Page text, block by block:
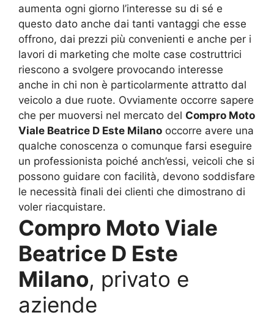
aumenta ogni giorno l’interesse su di sé e
questo dato anche dai tanti vantaggi che esse
offrono, dai prezzi più convenienti e anche per i
lavori di marketing che molte case costruttrici
riescono a svolgere provocando interesse
anche in chi non è particolarmente attratto dal
veicolo a due ruote. Ovviamente occorre sapere
che per muoversi nel mercato del Compro Moto
Viale Beatrice D Este Milano occorre avere una
qualche conoscenza o comunque farsi eseguire
un professionista poiché anch’essi, veicoli che si
possono guidare con facilità, devono soddisfare
le necessità finali dei clienti che dimostrano di
voler riacquistare.
Compro Moto Viale
Beatrice D Este
Milano, privato e
aziende